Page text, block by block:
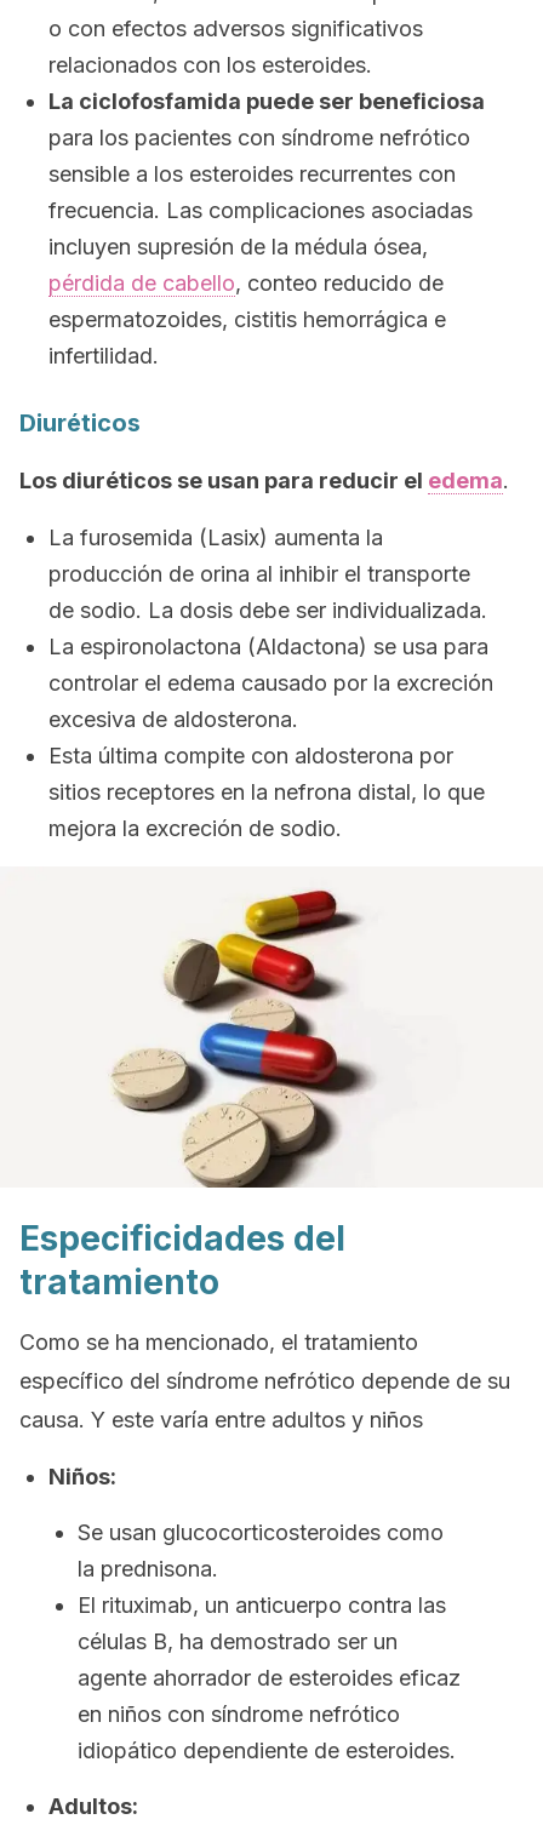
o con efectos adversos significativos
relacionados con los esteroides.
La ciclofosfamida puede ser beneficiosa
para los pacientes con síndrome nefrótico
sensible a los esteroides recurrentes con
frecuencia. Las complicaciones asociadas
incluyen supresión de la médula ósea,
pérdida de cabello, conteo reducido de
espermatozoides, cistitis hemorrágica e
infertilidad.
Diuréticos
Los diuréticos se usan para reducir el edema.
La furosemida (Lasix) aumenta la
producción de orina al inhibir el transporte
de sodio. La dosis debe ser individualizada.
La espironolactona (Aldactona) se usa para
controlar el edema causado por la excreción
excesiva de aldosterona.
Esta última compite con aldosterona por
sitios receptores en la nefrona distal, lo que
mejora la excreción de sodio.
Especificidades del
tratamiento
Como se ha mencionado, el tratamiento
específico del síndrome nefrótico depende de su
causa. Y este varía entre adultos y niños
Niños:
Se usan glucocorticosteroides como
la prednisona.
El rituximab, un anticuerpo contra las
células B, ha demostrado ser un
agente ahorrador de esteroides eficaz
en niños con síndrome nefrótico
idiopático dependiente de esteroides.
Adultos: